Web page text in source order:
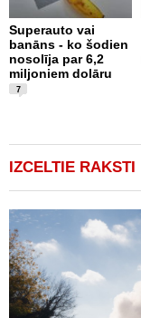
Superauto vai
banāns - ko šodien
nosolīja par 6,2
miljoniem dolāru
7
IZCELTIE RAKSTI